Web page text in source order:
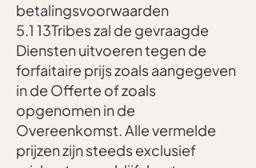
betalingsvoorwaarden
5.1 13Tribes zal de gevraagde
Diensten uitvoeren tegen de
forfaitaire prijs zoals aangegeven
in de Offerte of zoals
opgenomen in de
Overeenkomst. Alle vermelde
prijzen zijn steeds exclusief